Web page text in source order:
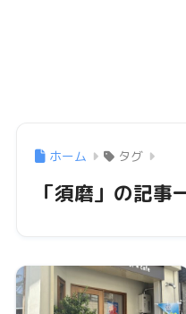
ホーム タグ
「須磨」の記事